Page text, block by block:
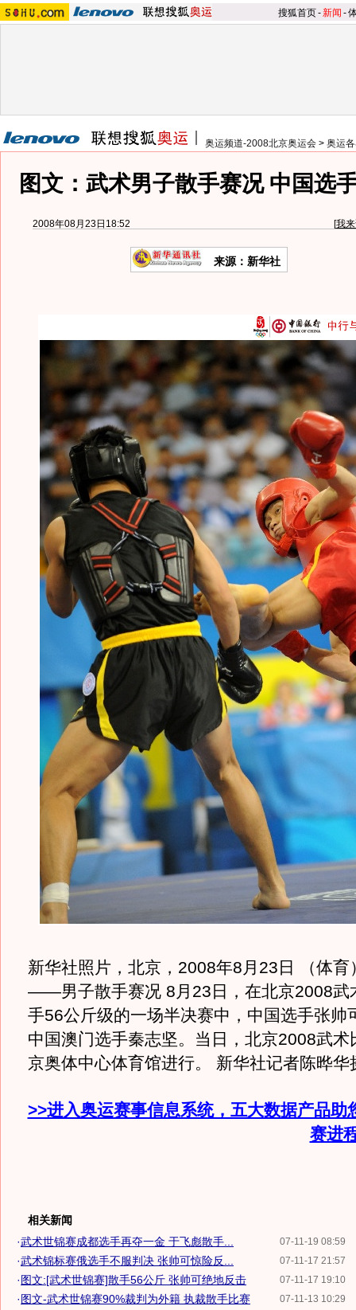
搜狐首页-新闻 -
奥运频道-2008北京奥运会 > 奥运
图文：武术男子散手赛况 中国选
2008年08月23日18:52 [我
来源：新华社
新华社照片，北京，2008年8月23日 （体育
——男子散手赛况 8月23日，在北京2008武
手56公斤级的一场半决赛中，中国选手张帅
中国澳门选手秦志坚。当日，北京2008武术
京奥体中心体育馆进行。 新华社记者陈晔华
>>进入奥运赛事信息系统，五大数据产品助
赛进
相关新闻
07-11-19 08:59
·武术世锦赛成都选手再夺一金 于飞彪散手...
07-11-17 21:57
·武术锦标赛俄选手不服判决 张帅可惊险反...
07-11-17 19:10
·图文:[武术世锦赛]散手56公斤 张帅可绝地反击
07-11-13 10:29
·图文-武术世锦赛90%裁判为外籍 执裁散手比赛